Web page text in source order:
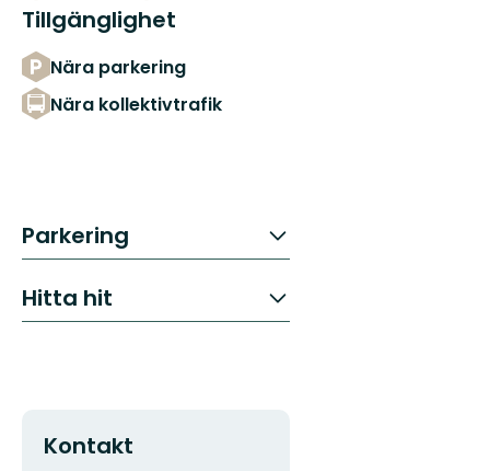
Tillgänglighet
Nära parkering
Nära kollektivtrafik
Parkering
Hitta hit
Kontakt